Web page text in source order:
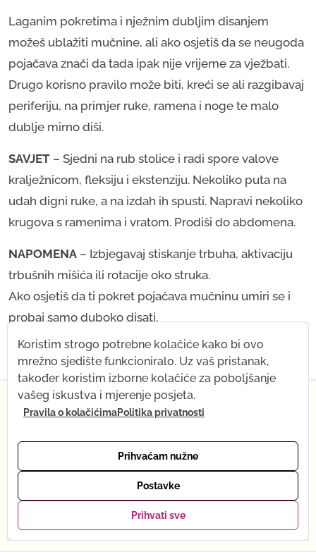
Laganim pokretima i nježnim dubljim disanjem
možeš ublažiti mučnine, ali ako osjetiš da se neugoda
pojačava znači da tada ipak nije vrijeme za vježbati.
Drugo korisno pravilo može biti, kreći se ali razgibavaj
periferiju, na primjer ruke, ramena i noge te malo
dublje mirno diši.
SAVJET – Sjedni na rub stolice i radi spore valove
kralježnicom, fleksiju i ekstenziju. Nekoliko puta na
udah digni ruke, a na izdah ih spusti. Napravi nekoliko
krugova s ramenima i vratom. Prodiši do abdomena.
NAPOMENA – Izbjegavaj stiskanje trbuha, aktivaciju
trbušnih mišića ili rotacije oko struka.
Ako osjetiš da ti pokret pojačava mučninu umiri se i
probaj samo duboko disati.
2. MENTALNA NESTABILNOST
Nagle promjene u hormonima mogu dovesti do
nezainteresiranosti do vrlo neugodnih, stresnih misli i
strahova. Na žalost to je prirodni kemijski proces koji
se odvija u tijelu trudnice. Važno je da se ne ustrašiš
tih misli i osjećaja. Sjeti se da si u drugom stanju i da
su ta stanja upravo i razlog zbog kojeg se zove “drugo
Od 1. srpnja na kratko mijenjam ritam — dolazi mi
listopada. Hvala na razumijevanju — vidimo se
uskoro, uživo ili preko snimke. Tena :)
Koristim strogo potrebne kolačiće kako bi ovo
mrežno sjedište funkcioniralo. Uz vaš pristanak,
također koristim izborne kolačiće za poboljšanje
vašeg iskustva i mjerenje posjeta.
Pravila o kolačićimaPolitika privatnosti
Prihvaćam nužne
Postavke
Prihvati sve